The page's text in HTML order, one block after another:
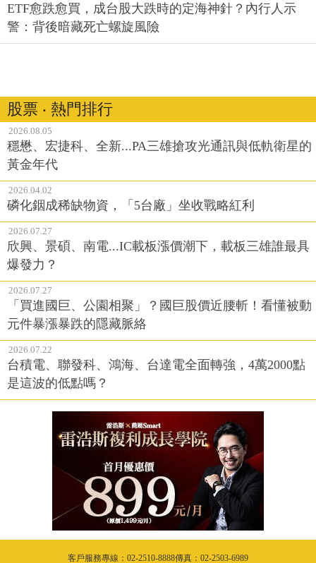
ETF愈跌愈買，成台股大跌時的定海神針？內行人示
警：背後暗藏死亡螺旋風險
股票 ‧ 熱門排行
2026.08.05
穩懋、宏捷科、全新...PA三雄搶攻光通訊與低軌衛星的
黃金年代
2026.04.02
磷化銦成稀缺物資，「5台廠」坐收戰略紅利
2026.07.27
欣興、景碩、南電...IC載板漲價潮下，載板三雄誰最具
爆發力？
2026.07.27
「買進國巨、公園相聚」？國巨股價近腰斬！看懂被動
元件暴漲暴跌的隱藏脈絡
2026.07.22
台積電、聯發科、鴻海、台達電全面轉強，4萬2000點
是這波的低點嗎？
客戶服務專線：02-2510-8888傳真：02-2503-6989